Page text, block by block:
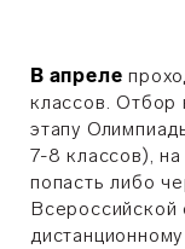
В апреле
классов. Отбор
этапу
7-8 классов),
попасть либо
Всероссийской